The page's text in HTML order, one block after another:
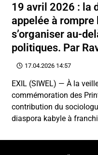
19 avril 2026 : la
appelée à rompre
s’organiser au-
politiques. Par
17.04.2026 14:57
EXIL (SIWEL) — À la
commémoration des
contribution du
diaspora kabyle à